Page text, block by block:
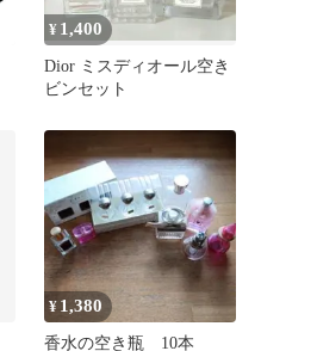
¥ 1,400
Dior ミスディオール空き
ビンセット
¥ 1,380
香水の空き瓶 10本